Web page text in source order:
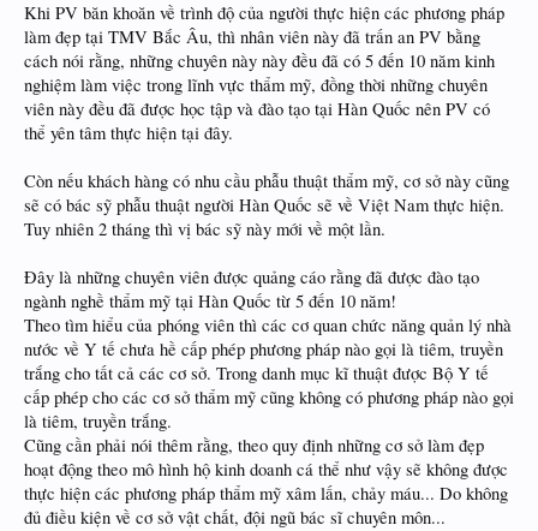
Khi PV băn khoăn về trình độ của người thực hiện các phương pháp
làm đẹp tại TMV Bắc Âu, thì nhân viên này đã trấn an PV bằng
cách nói rằng, những chuyên này này đều đã có 5 đến 10 năm kinh
nghiệm làm việc trong lĩnh vực thẩm mỹ, đồng thời những chuyên
viên này đều đã được học tập và đào tạo tại Hàn Quốc nên PV có
thể yên tâm thực hiện tại đây.
Còn nếu khách hàng có nhu cầu phẫu thuật thẩm mỹ, cơ sở này cũng
sẽ có bác sỹ phẫu thuật người Hàn Quốc sẽ về Việt Nam thực hiện.
Tuy nhiên 2 tháng thì vị bác sỹ này mới về một lần.
Đây là những chuyên viên được quảng cáo rằng đã được đào tạo
ngành nghề thẩm mỹ tại Hàn Quốc từ 5 đến 10 năm!
Theo tìm hiểu của phóng viên thì các cơ quan chức năng quản lý nhà
nước về Y tế chưa hề cấp phép phương pháp nào gọi là tiêm, truyền
trắng cho tất cả các cơ sở. Trong danh mục kĩ thuật được Bộ Y tế
cấp phép cho các cơ sở thẩm mỹ cũng không có phương pháp nào gọi
là tiêm, truyền trắng.
Cũng cần phải nói thêm rằng, theo quy định những cơ sở làm đẹp
hoạt động theo mô hình hộ kinh doanh cá thể như vậy sẽ không được
thực hiện các phương pháp thẩm mỹ xâm lấn, chảy máu... Do không
đủ điều kiện về cơ sở vật chất, đội ngũ bác sĩ chuyên môn...